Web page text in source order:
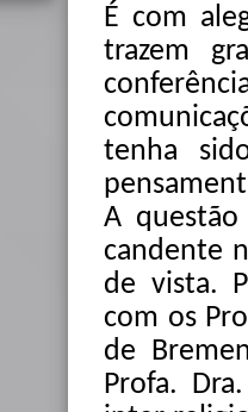
É com
trazem
tenha
A
candente
de vista.
com os
de
Profa.